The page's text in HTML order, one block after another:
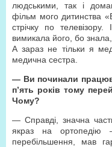
людськими, так і
фільм мого дитинства
стрічку по
вимикала його, бо
А зараз не тільки я
медична сестра.
— Ви починали
п’ять років тому
Чому?
— Справді, значна
якраз на
перебільшення, мав